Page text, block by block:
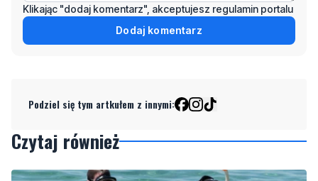
Klikając "dodaj komentarz", akceptujesz regulamin portalu
Dodaj komentarz
Podziel się tym artkułem z innymi:
Czytaj również